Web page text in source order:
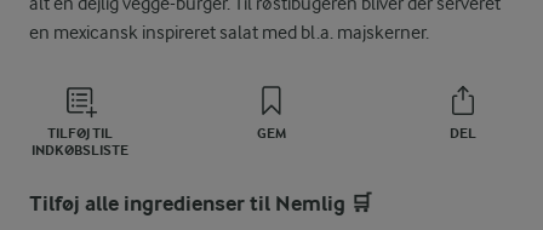
en mexicansk inspireret salat med bl.a. majskerner.
TILFØJ TIL
INDKØBSLISTE
GEM DEL
Tilføj alle ingredienser til Nemlig 🛒